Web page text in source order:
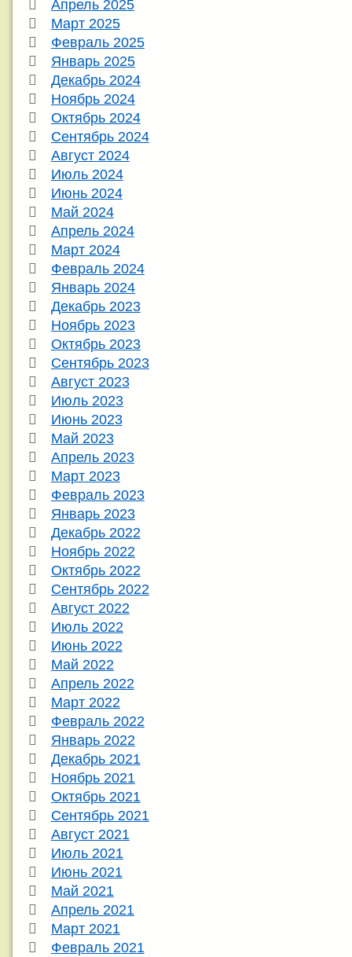
Апрель 2025
Март 2025
Февраль 2025
Январь 2025
Декабрь 2024
Ноябрь 2024
Октябрь 2024
Сентябрь 2024
Август 2024
Июль 2024
Июнь 2024
Май 2024
Апрель 2024
Март 2024
Февраль 2024
Январь 2024
Декабрь 2023
Ноябрь 2023
Октябрь 2023
Сентябрь 2023
Август 2023
Июль 2023
Июнь 2023
Май 2023
Апрель 2023
Март 2023
Февраль 2023
Январь 2023
Декабрь 2022
Ноябрь 2022
Октябрь 2022
Сентябрь 2022
Август 2022
Июль 2022
Июнь 2022
Май 2022
Апрель 2022
Март 2022
Февраль 2022
Январь 2022
Декабрь 2021
Ноябрь 2021
Октябрь 2021
Сентябрь 2021
Август 2021
Июль 2021
Июнь 2021
Май 2021
Апрель 2021
Март 2021
Февраль 2021